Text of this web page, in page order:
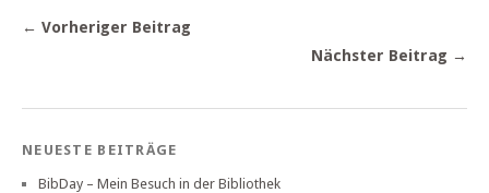
← Vorheriger Beitrag
Nächster Beitrag →
NEUESTE BEITRÄGE
BibDay – Mein Besuch in der Bibliothek